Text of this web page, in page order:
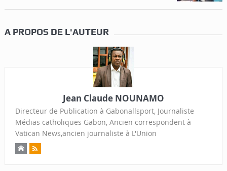
A PROPOS DE L'AUTEUR
Jean Claude NOUNAMO
Directeur de Publication à Gabonallsport, Journaliste
Médias catholiques Gabon, Ancien correspondent à
Vatican News,ancien journaliste à L'Union